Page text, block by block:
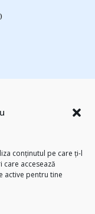
conținutul pe care ți-l
accesează
active pentru tine
Autenticitate
(25) chinezu
china birta